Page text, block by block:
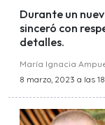
Durante un
sinceró con
detalles.
María Ignacia
8 marzo, 2023 a las